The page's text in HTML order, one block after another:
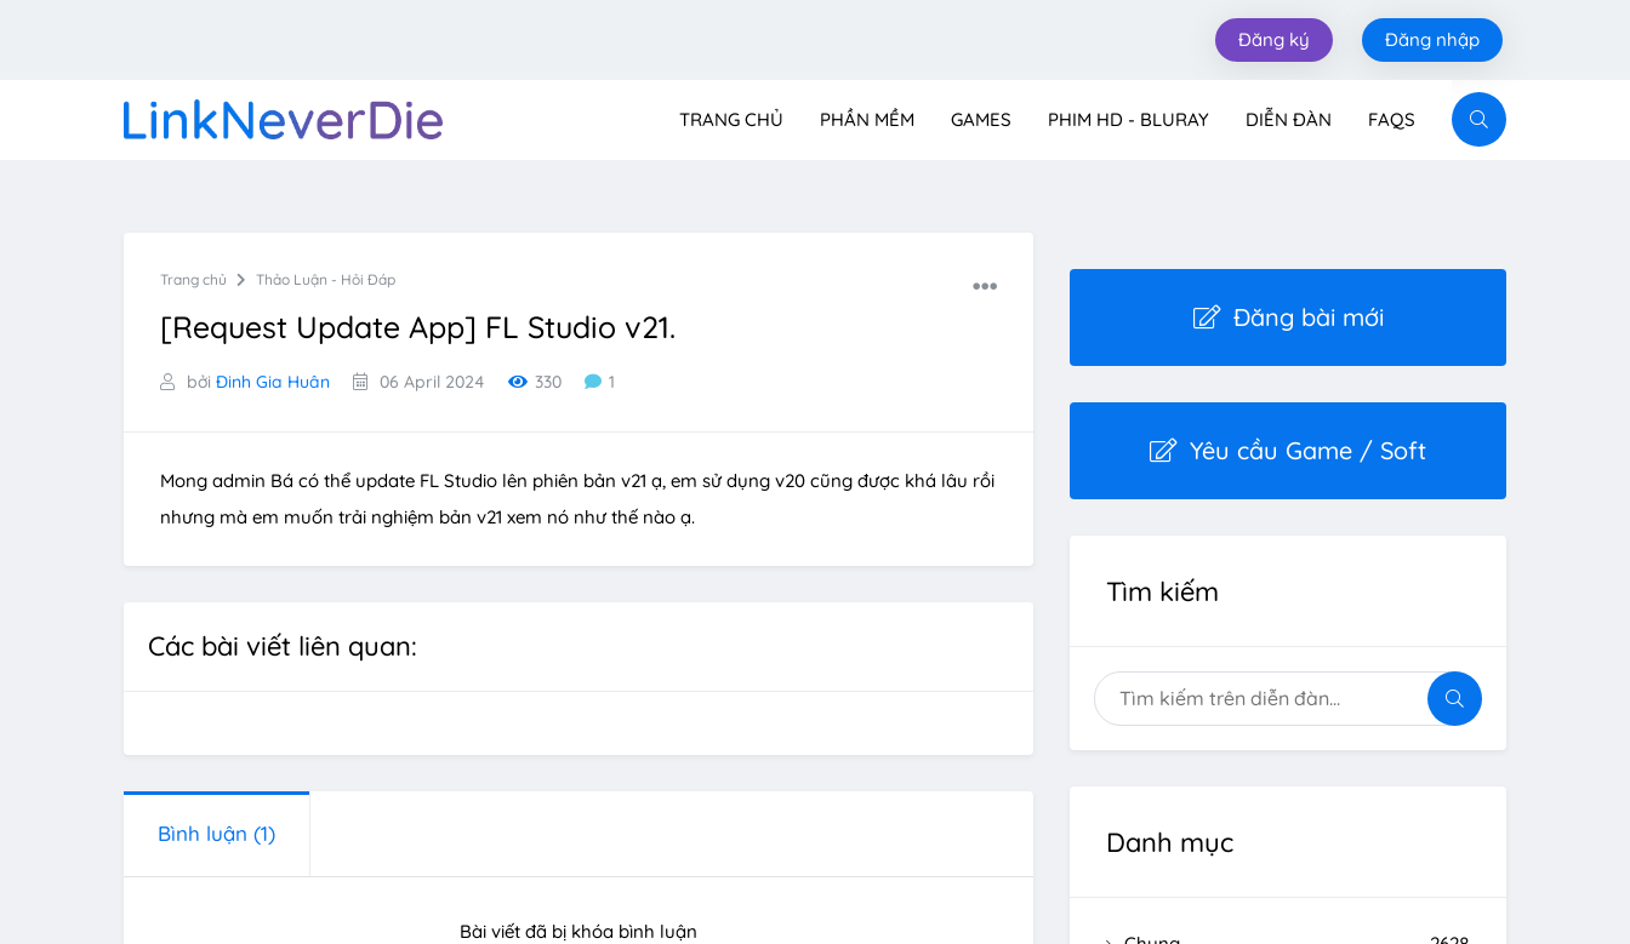
Đăng ký Đăng nhập
TRANG CHỦ PHẦN MỀM GAMES PHIM HD - BLURAY DIỄN ĐÀN FAQS
Trang chủ Thảo Luận - Hỏi Đáp
[Request Update App] FL Studio v21.
bởi Đinh Gia Huân 06 April 2024 330 1
Mong admin Bá có thể update FL Studio lên phiên bản v21 ạ, em sử dụng v20 cũng được khá lâu rồi
nhưng mà em muốn trải nghiệm bản v21 xem nó như thế nào ạ.
Các bài viết liên quan:
Bình luận (1)
Bài viết đã bị khóa bình luận
Đăng bài mới
Yêu cầu Game / Soft
Tìm kiếm
Danh mục